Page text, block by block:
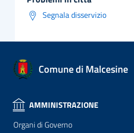
Segnala disservizio
Comune di Malcesine
AMMINISTRAZIONE
Organi di Governo